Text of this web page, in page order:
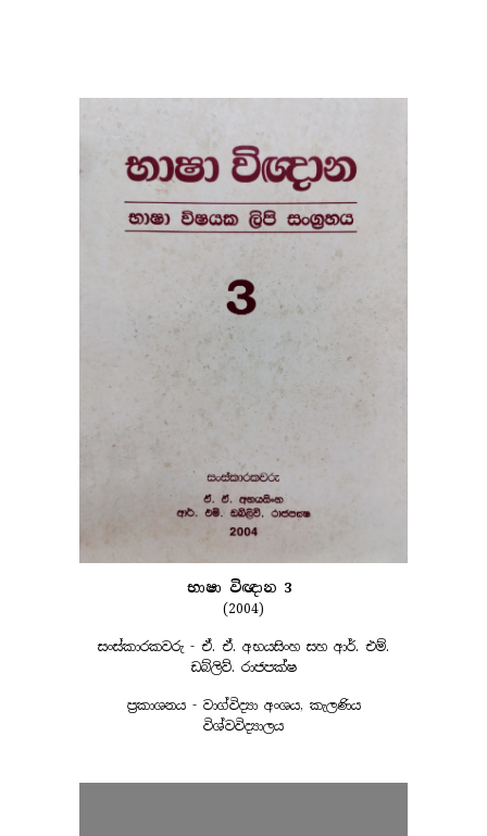
භාෂා විඥාන 3
(2004)
සංස්කාරකවරු - ඒ. ඒ. අභයසිංහ සහ ආර්. එම්.
ඩබ්ලිව්. රාජපක්ෂ
ප්‍රකාශනය - වාග්විද්‍යා අංශය, කැලණිය
විශ්වවිද්‍යාලය